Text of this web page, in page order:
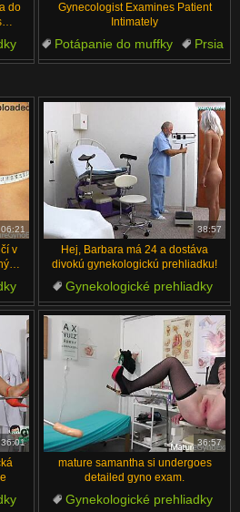
do
Gynecologist Examines Patient
Intimately
Potápanie do muffky
Prsia
Anál
Cunnilingus
06:21
v
38:57
Hej, Barbara má 24 a dostáva
divokú gynekologickú prehliadku!
Gynekologické prehliadky
Starí
Voyeur
Anál
Klystírové
36:01 36:57
mature samantha si undergoes
detailed gyno exam.
Gynekologické prehliadky